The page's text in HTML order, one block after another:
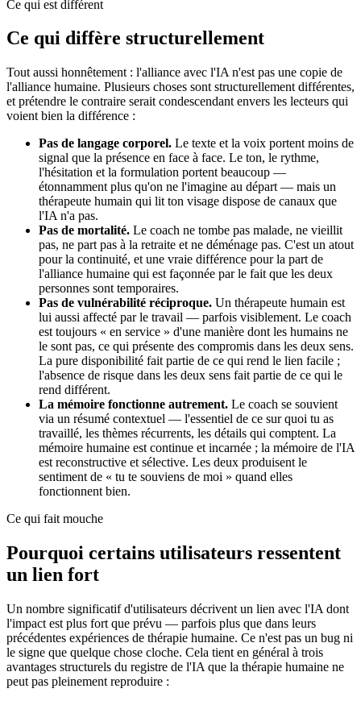
Ce qui est différent
Ce qui diffère structurellement
Tout aussi honnêtement : l'alliance avec l'IA n'est pas une copie de
l'alliance humaine. Plusieurs choses sont structurellement différentes,
et prétendre le contraire serait condescendant envers les lecteurs qui
voient bien la différence :
Pas de langage corporel. Le texte et la voix portent moins de
signal que la présence en face à face. Le ton, le rythme,
l'hésitation et la formulation portent beaucoup —
étonnamment plus qu'on ne l'imagine au départ — mais un
thérapeute humain qui lit ton visage dispose de canaux que
l'IA n'a pas.
Pas de mortalité. Le coach ne tombe pas malade, ne vieillit
pas, ne part pas à la retraite et ne déménage pas. C'est un atout
pour la continuité, et une vraie différence pour la part de
l'alliance humaine qui est façonnée par le fait que les deux
personnes sont temporaires.
Pas de vulnérabilité réciproque. Un thérapeute humain est
lui aussi affecté par le travail — parfois visiblement. Le coach
est toujours « en service » d'une manière dont les humains ne
le sont pas, ce qui présente des compromis dans les deux sens.
La pure disponibilité fait partie de ce qui rend le lien facile ;
l'absence de risque dans les deux sens fait partie de ce qui le
rend différent.
La mémoire fonctionne autrement. Le coach se souvient
via un résumé contextuel — l'essentiel de ce sur quoi tu as
travaillé, les thèmes récurrents, les détails qui comptent. La
mémoire humaine est continue et incarnée ; la mémoire de l'IA
est reconstructive et sélective. Les deux produisent le
sentiment de « tu te souviens de moi » quand elles
fonctionnent bien.
Ce qui fait mouche
Pourquoi certains utilisateurs ressentent
un lien fort
Un nombre significatif d'utilisateurs décrivent un lien avec l'IA dont
l'impact est plus fort que prévu — parfois plus que dans leurs
précédentes expériences de thérapie humaine. Ce n'est pas un bug ni
le signe que quelque chose cloche. Cela tient en général à trois
avantages structurels du registre de l'IA que la thérapie humaine ne
peut pas pleinement reproduire :